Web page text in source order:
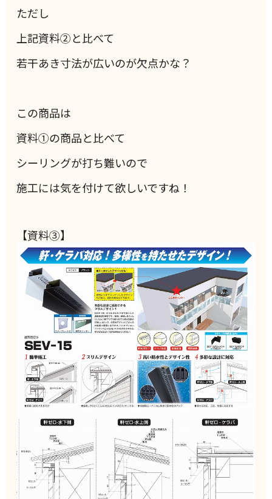
ただし
上記資料②と比べて
若干あき寸法が広いのが欠点かな？
この商品は
資料①の商品と比べて
シーリングが打ち難いので
施工には気を付けて欲しいですね！
【資料③】